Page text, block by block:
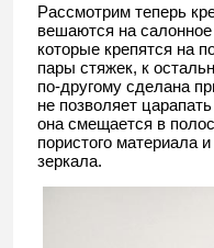
Рассмотрим теперь
вешаются на
которые крепятся на
пары стяжек, к
по-другому сделана
не позволяет
она смещается в
пористого материала
зеркала.